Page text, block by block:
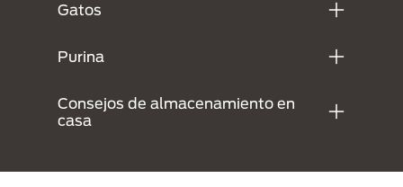
Gatos
Purina
Consejos de almacenamiento en
casa